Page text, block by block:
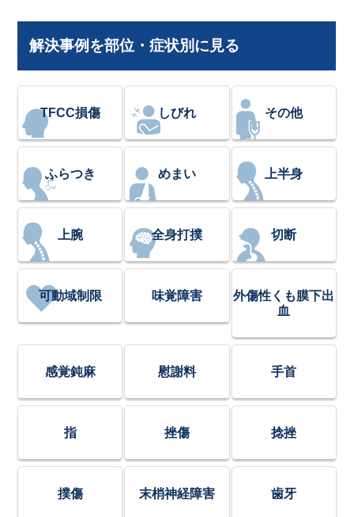
解決事例を部位・症状別に見る
TFCC損傷 しびれ その他
ふらつき めまい 上半身
上腕 全身打撲 切断
可動域制限 味覚障害
外傷性くも膜下出
血
感覚鈍麻 慰謝料 手首
指 挫傷 捻挫
撲傷 末梢神経障害 歯牙